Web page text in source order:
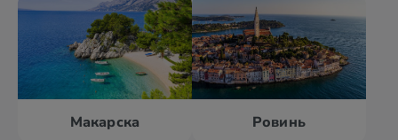
Макарска Ровинь